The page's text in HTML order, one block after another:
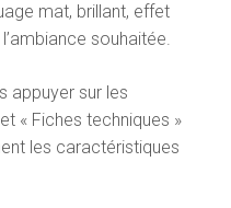
mat, brillant, effet
souhaitée.
appuyer sur les
« Fiches techniques »
les caractéristiques